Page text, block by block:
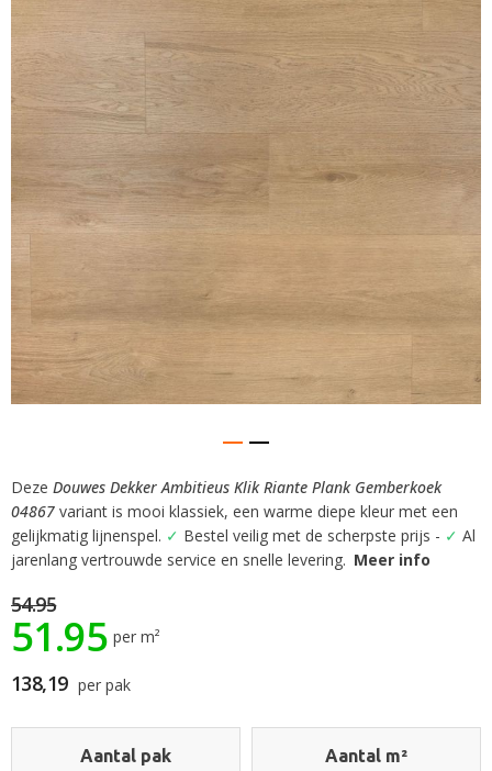
einde
de
afbeeldingen-
gallerij
Ga
naar
het
begin
de
afbeeldingen-
gallerij
Deze Douwes Dekker Ambitieus Klik Riante Plank Gemberkoek
04867 variant is mooi klassiek, een warme diepe kleur met een
gelijkmatig lijnenspel. ✓ Bestel veilig met de scherpste prijs - ✓ Al
jarenlang vertrouwde service en snelle levering. Meer info
54.95
51.95 per m²
138,19 per pak
Aantal pak Aantal m²